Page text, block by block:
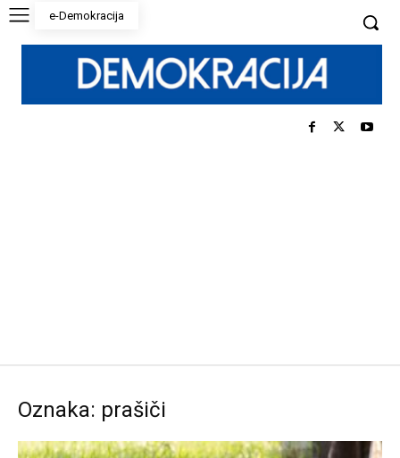
e-Demokracija
Oznaka: prašiči